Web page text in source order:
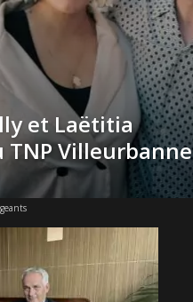
et Laëtitia
TNP Villeurbanne